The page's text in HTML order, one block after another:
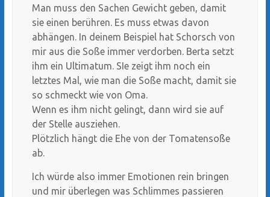
Man muss den Sachen Gewicht geben, damit
sie einen berühren. Es muss etwas davon
abhängen. In deinem Beispiel hat Schorsch von
mir aus die Soße immer verdorben. Berta setzt
ihm ein Ultimatum. SIe zeigt ihm noch ein
letztes Mal, wie man die Soße macht, damit sie
so schmeckt wie von Oma.
Wenn es ihm nicht gelingt, dann wird sie auf
der Stelle ausziehen.
Plötzlich hängt die Ehe von der Tomatensoße
ab.
Ich würde also immer Emotionen rein bringen
und mir überlegen was Schlimmes passieren